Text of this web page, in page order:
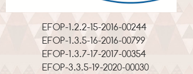
EFOP-1.2.2-15-2016-00244
EFOP-1.3.5-16-2016-00799
EFOP-1.3.7-17-2017-00354
EFOP-3.3.5-19-2020-00030